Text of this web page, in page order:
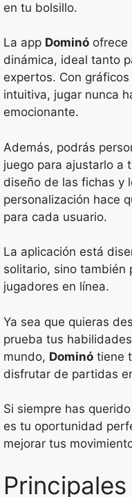
en tu bolsillo.
La app Dominó ofrece
dinámica, ideal tanto
expertos. Con
intuitiva, jugar nunca
emocionante.
Además, podrás
juego para ajustarlo a
diseño de las fichas y
personalización hace
para cada usuario.
La aplicación está
solitario, sino también
jugadores en línea.
Ya sea que quieras
prueba tus
mundo, Dominó tiene
disfrutar de partidas
Si siempre has
es tu oportunidad
mejorar tus